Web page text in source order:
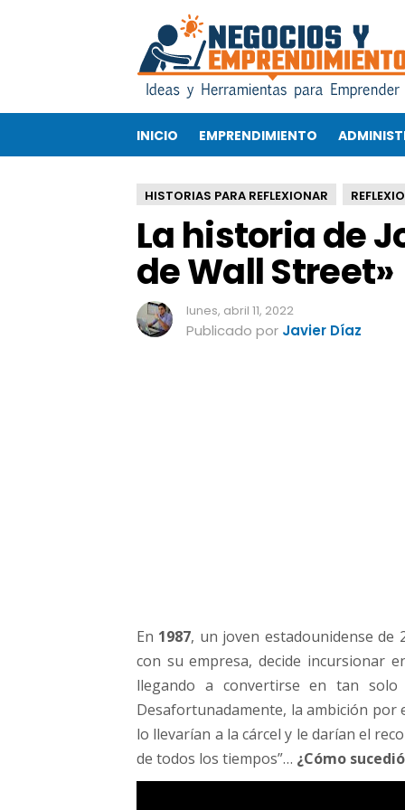
h
o
r
i
a
d
o
d
b
o
d
W
a
l
l
INICIO EMPRENDIMIENTO
HISTORIAS PARA REFLEXIONAR
La historia de
de Wall Street»
lunes, abril 11, 2022
Publicado por Javier Díaz
En 1987, un joven estadounidense de
con su empresa, decide incursionar
llegando a convertirse en tan
Desafortunadamente, la ambición por
lo llevarían a la cárcel y le darían el
de todos los tiempos”… ¿Cómo